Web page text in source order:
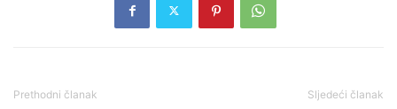
Prethodni članak Sljedeći članak